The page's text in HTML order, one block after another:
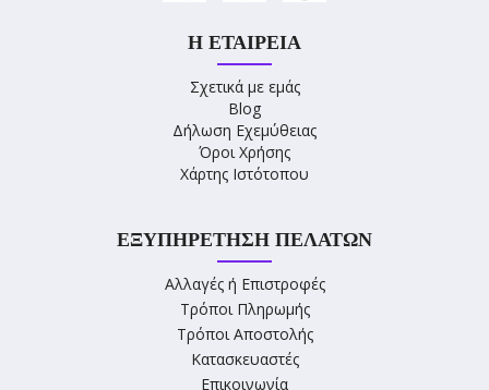
Η ΕΤΑΙΡΕΊΑ
Σχετικά με εμάς
Blog
Δήλωση Εχεμύθειας
Όροι Χρήσης
Χάρτης Ιστότοπου
ΕΞΥΠΗΡΈΤΗΣΗ ΠΕΛΑΤΏΝ
Αλλαγές ή Επιστροφές
Τρόποι Πληρωμής
Τρόποι Αποστολής
Κατασκευαστές
Επικοινωνία